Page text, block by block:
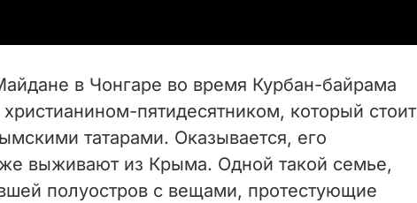
i
d
e
в Чонгаре во время Курбан-байрама
пятидесятником, который стоит
татарами. Оказывается, его
выживают из Крыма. Одной такой семье,
полуостров с вещами, протестующие